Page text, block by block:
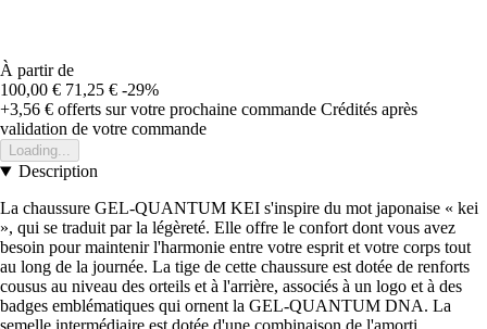
À partir de
100,00 € 71,25 € -29%
+3,56 € offerts sur votre prochaine commande Crédités après
validation de votre commande
Loading...
Description
La chaussure GEL-QUANTUM KEI s'inspire du mot japonaise « kei
», qui se traduit par la légèreté. Elle offre le confort dont vous avez
besoin pour maintenir l'harmonie entre votre esprit et votre corps tout
au long de la journée. La tige de cette chaussure est dotée de renforts
cousus au niveau des orteils et à l'arrière, associés à un logo et à des
badges emblématiques qui ornent la GEL-QUANTUM DNA. La